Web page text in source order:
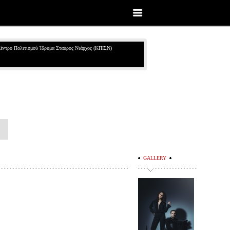
Πολιτισμού Ίδρυμα Σταύρος Νιάρχος (ΚΠΙΣΝ)
GALLERY